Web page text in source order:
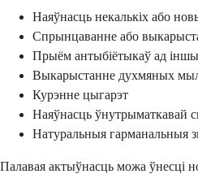
Наяўнасць некалькіх або
Спрынцаванне або
Прыём антыбіётыкаў ад
Выкарыстанне духмяных
Курэнне цыгарэт
Наяўнасць ўнутрыматкавай
Натуральныя гарманальныя
Палавая актыўнасць можа ўнесці